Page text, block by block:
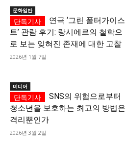
문화일반
연극 ‘그린 폴터가이스
트’ 관람 후기: 랑시에르의 철학으
로 보는 잊혀진 존재에 대한 고찰
2026년 1월 7일
미디어
SNS의 위험으로부터
청소년을 보호하는 최고의 방법은
격리뿐인가
2026년 3월 2일